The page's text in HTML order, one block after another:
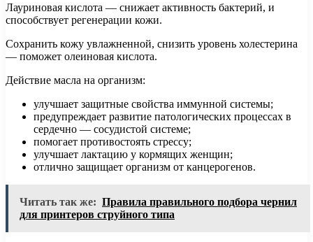
Лауриновая кислота — снижает активность бактерий, и
способствует регенерации кожи.
Сохранить кожу увлажненной, снизить уровень холестерина
— поможет олеиновая кислота.
Действие масла на организм:
улучшает защитные свойства иммунной системы;
предупреждает развитие патологических процессах в
сердечно — сосудистой системе;
помогает противостоять стрессу;
улучшает лактацию у кормящих женщин;
отлично защищает организм от канцерогенов.
Читать так же: Правила правильного подбора чернил
для принтеров струйного типа